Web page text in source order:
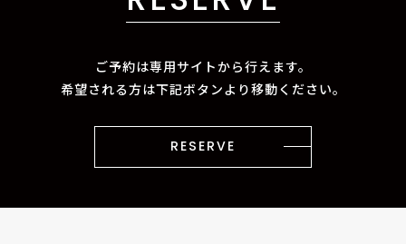
ご予約は専用サイトから行えます。
希望される方は下記ボタンより移動ください。
RESERVE